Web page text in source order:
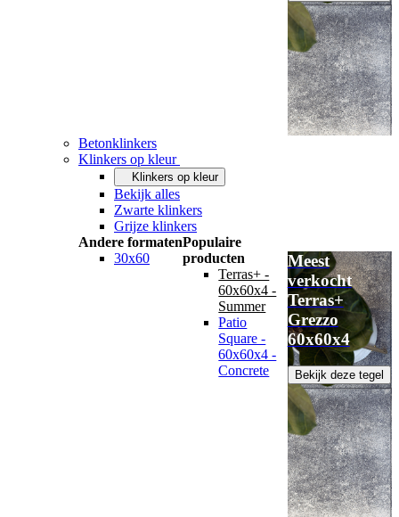
Betonklinkers
Klinkers op kleur
Klinkers op kleur
Bekijk alles
Zwarte klinkers
Grijze klinkers
Andere formaten
30x60
Populaire
producten
Terras+ -
60x60x4 -
Summer
Patio
Square -
60x60x4 -
Concrete
Meest
verkocht
Terras+
Grezzo
60x60x4
Bekijk deze tegel